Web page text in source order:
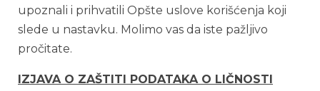
upoznali i prihvatili Opšte uslove korišćenja koji
slede u nastavku. Molimo vas da iste pažljivo
pročitate.
IZJAVA O ZAŠTITI PODATAKA O LIČNOSTI